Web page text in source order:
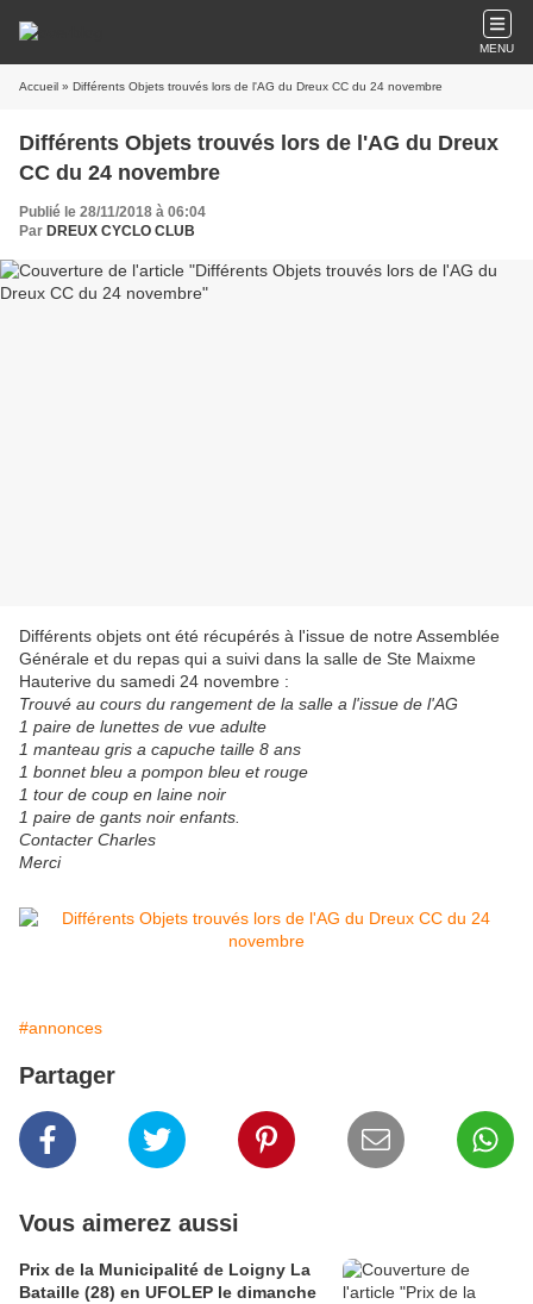
MENU
Accueil » Différents Objets trouvés lors de l'AG du Dreux CC du 24 novembre
Différents Objets trouvés lors de l'AG du Dreux
CC du 24 novembre
Publié le 28/11/2018 à 06:04
Par DREUX CYCLO CLUB
Différents objets ont été récupérés à l'issue de notre Assemblée
Générale et du repas qui a suivi dans la salle de Ste Maixme
Hauterive du samedi 24 novembre :
Trouvé au cours du rangement de la salle a l'issue de l'AG
1 paire de lunettes de vue adulte
1 manteau gris a capuche taille 8 ans
1 bonnet bleu a pompon bleu et rouge
1 tour de coup en laine noir
1 paire de gants noir enfants.
Contacter Charles
Merci
#annonces
Partager
Vous aimerez aussi
Prix de la Municipalité de Loigny La
Bataille (28) en UFOLEP le dimanche